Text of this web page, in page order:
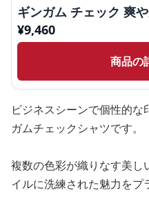
ギンガム チェック 爽
¥9,460
商品の
ビジネスシーンで個性的
ガムチェックシャツです。
複数の色彩が織りなす美し
イルに洗練された魅力をプ